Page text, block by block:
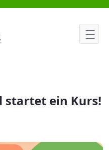
startet ein
startet ein Kurs!